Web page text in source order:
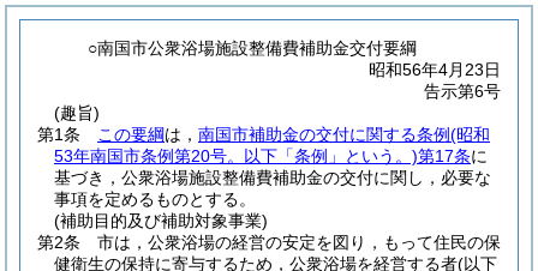
○南国市公衆浴場施設整備費補助金交付要綱
昭和56年4月23日
告示第6号
(趣旨)
第1条
この要綱は， 南国市補助金の交付に関する条例(昭和
53年南国市条例第20号。以下「条例」という。)第17条に
基づき，公衆浴場施設整備費補助金の交付に関し，必要な
事項を定めるものとする。
(補助目的及び補助対象事業)
第2条
市は，公衆浴場の経営の安定を図り，もって住民の保
健衛生の保持に寄与するため，公衆浴場を経営する者(以下